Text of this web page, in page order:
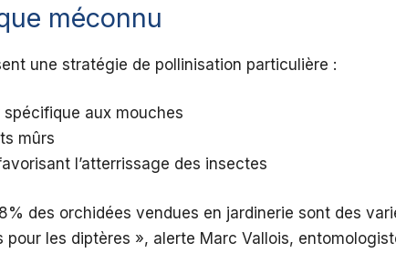
méconnu
une stratégie de pollinisation particulière :
aux mouches
mûrs
l’atterrissage des insectes
des orchidées vendues en jardinerie sont des
les diptères », alerte Marc Vallois,